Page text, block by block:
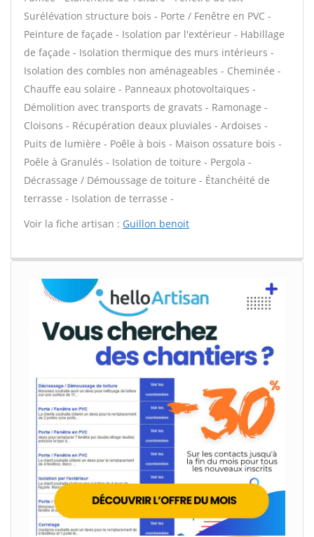
Surélévation structure bois - Porte / Fenêtre en PVC -
Peinture de façade - Isolation par l'extérieur - Habillage
de façade - Isolation thermique des murs intérieurs -
Isolation des combles non aménageables - Cheminée -
Chauffe eau solaire - Panneaux photovoltaïques -
Démolition avec transports de gravats - Ramonage -
Cloisons - Récupération deaux pluviales - Ardoises -
Puits de lumière - Poêle à bois - Maison ossature bois -
Poêle à Granulés - Isolation de toiture - Pergola -
Décrassage / Démoussage de toiture - Étanchéité de
terrasse - Isolation de terrasse -
Voir la fiche artisan : Guillon benoit